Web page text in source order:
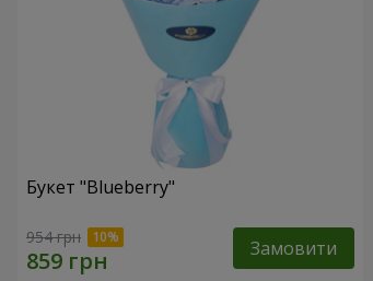
Букет "Blueberry"
954 грн Замовити